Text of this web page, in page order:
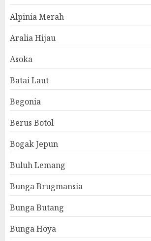
Alpinia Merah
Aralia Hijau
Asoka
Batai Laut
Begonia
Berus Botol
Bogak Jepun
Buluh Lemang
Bunga Brugmansia
Bunga Butang
Bunga Hoya